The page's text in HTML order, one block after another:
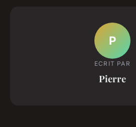
P
ECRIT PAR
Pierre